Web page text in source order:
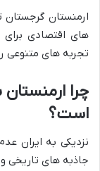
ارمنستان گرجستان
های اقتصادی
تجربه های متنوعی
چرا
است؟
نزدیکی به ایران
جاذبه های تاریخی